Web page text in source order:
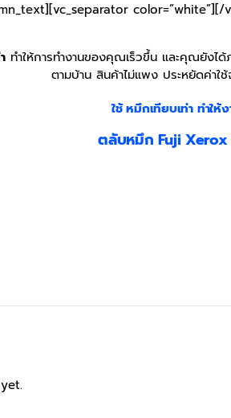
ทำให้การทำงานของคุณเร็วขึ้น และคุณยังไ
ตามบ้าน สินค้าไม่แพง ประหยัดค่าใ
ใช้ หมึกเทียบเท่า ทำให้
ตลับหมึก Fuji Xerox